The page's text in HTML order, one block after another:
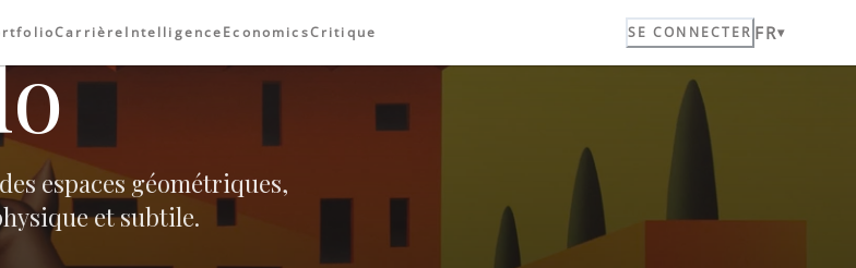
CarrièreIntelligenceEconomicsCritique SE CONNECTER FR
espaces géométriques,
et subtile.